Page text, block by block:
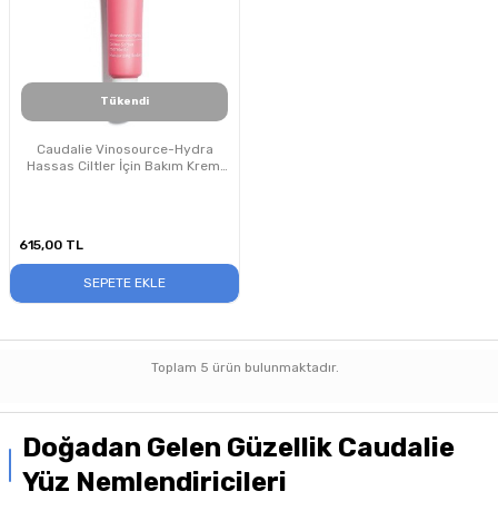
Tükendi
Caudalie Vinosource-Hydra
Hassas Ciltler İçin Bakım Kremi
615,00 TL
SEPETE EKLE
Toplam 5 ürün bulunmaktadır.
Doğadan Gelen Güzellik Caudalie
Yüz Nemlendiricileri